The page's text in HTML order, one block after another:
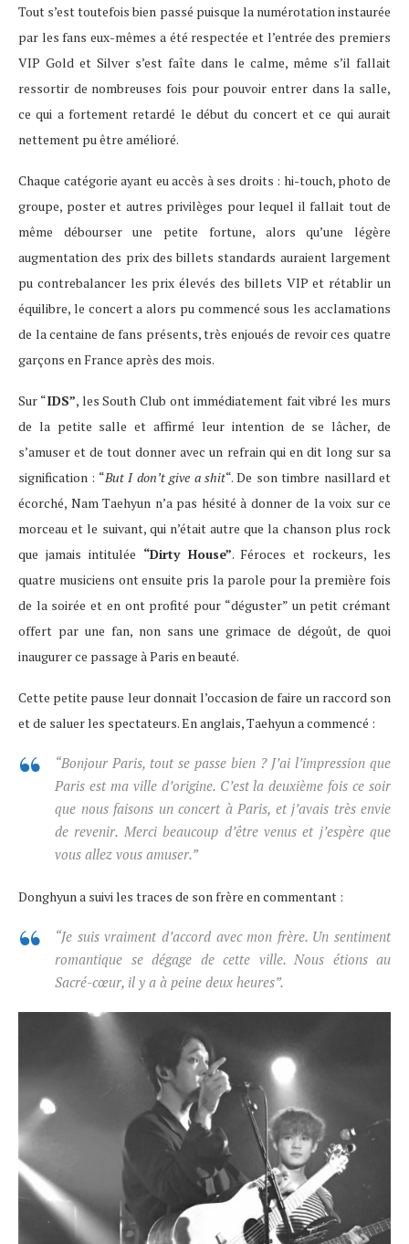
Tout s’est toutefois bien passé puisque la numérotation instaurée
par les fans eux-mêmes a été respectée et l’entrée des premiers
VIP Gold et Silver s’est faîte dans le calme, même s’il fallait
ressortir de nombreuses fois pour pouvoir entrer dans la salle,
ce qui a fortement retardé le début du concert et ce qui aurait
nettement pu être amélioré.
Chaque catégorie ayant eu accès à ses droits : hi-touch, photo de
groupe, poster et autres privilèges pour lequel il fallait tout de
même débourser une petite fortune, alors qu’une légère
augmentation des prix des billets standards auraient largement
pu contrebalancer les prix élevés des billets VIP et rétablir un
équilibre, le concert a alors pu commencé sous les acclamations
de la centaine de fans présents, très enjoués de revoir ces quatre
garçons en France après des mois.
Sur “IDS”, les South Club ont immédiatement fait vibré les murs
de la petite salle et affirmé leur intention de se lâcher, de
s’amuser et de tout donner avec un refrain qui en dit long sur sa
signification : “But I don’t give a shit“. De son timbre nasillard et
écorché, Nam Taehyun n’a pas hésité à donner de la voix sur ce
morceau et le suivant, qui n’était autre que la chanson plus rock
que jamais intitulée “Dirty House”. Féroces et rockeurs, les
quatre musiciens ont ensuite pris la parole pour la première fois
de la soirée et en ont profité pour “déguster” un petit crémant
offert par une fan, non sans une grimace de dégoût, de quoi
inaugurer ce passage à Paris en beauté.
Cette petite pause leur donnait l’occasion de faire un raccord son
et de saluer les spectateurs. En anglais, Taehyun a commencé :
“Bonjour Paris, tout se passe bien ? J’ai l’impression que
Paris est ma ville d’origine. C’est la deuxième fois ce soir
que nous faisons un concert à Paris, et j’avais très envie
de revenir. Merci beaucoup d’être venus et j’espère que
vous allez vous amuser.”
Donghyun a suivi les traces de son frère en commentant :
“Je suis vraiment d’accord avec mon frère. Un sentiment
romantique se dégage de cette ville. Nous étions au
Sacré-cœur, il y a à peine deux heures”.